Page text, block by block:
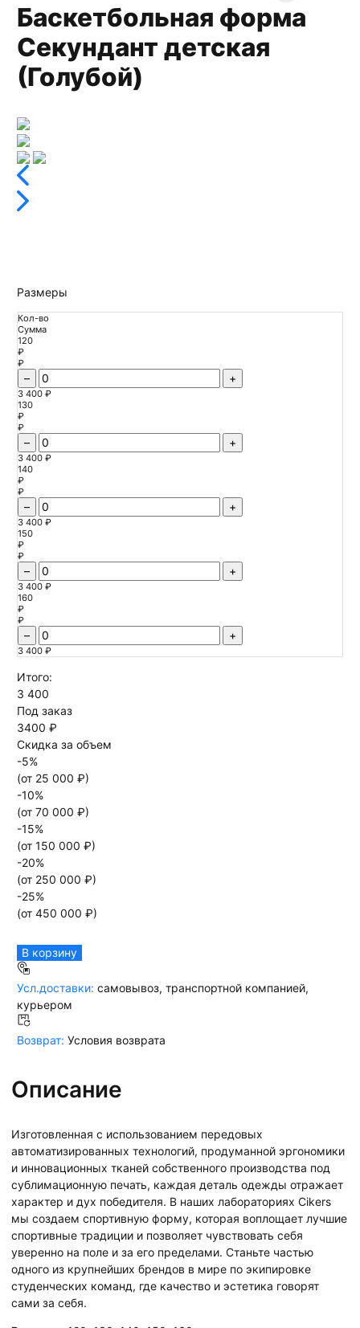
Баскетбольная форма
Секундант детская
(Голубой)
Размеры
Кол-во
Сумма
120
₽
₽
– +
3 400 ₽
130
₽
₽
– +
3 400 ₽
140
₽
₽
– +
3 400 ₽
150
₽
₽
– +
3 400 ₽
160
₽
₽
– +
3 400 ₽
Итого:
3 400
Под заказ
3400 ₽
Скидка за объем
-5%
(от 25 000 ₽)
-10%
(от 70 000 ₽)
-15%
(от 150 000 ₽)
-20%
(от 250 000 ₽)
-25%
(от 450 000 ₽)
В корзину
Усл.доставки: самовывоз, транспортной компанией,
курьером
Возврат: Условия возврата
Описание
Изготовленная с использованием передовых
автоматизированных технологий, продуманной эргономики
и инновационных тканей собственного производства под
сублимационную печать, каждая деталь одежды отражает
характер и дух победителя. В наших лабораториях Cikers
мы создаем спортивную форму, которая воплощает лучшие
спортивные традиции и позволяет чувствовать себя
уверенно на поле и за его пределами. Станьте частью
одного из крупнейших брендов в мире по экипировке
студенческих команд, где качество и эстетика говорят
сами за себя.